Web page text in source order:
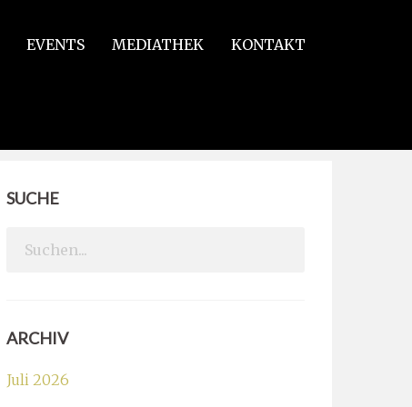
EVENTS MEDIATHEK KONTAKT
SUCHE
Search
ARCHIV
Juli 2026